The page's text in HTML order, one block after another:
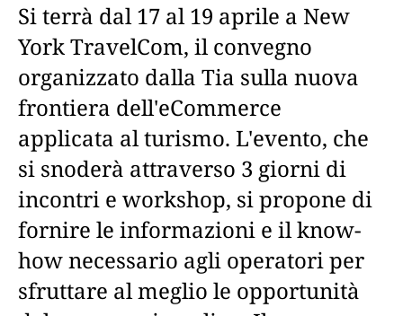
Si terrà dal 17 al 19 aprile a New
York TravelCom, il convegno
organizzato dalla Tia sulla nuova
frontiera dell'eCommerce
applicata al turismo. L'evento, che
si snoderà attraverso 3 giorni di
incontri e workshop, si propone di
fornire le informazioni e il know-
how necessario agli operatori per
sfruttare al meglio le opportunità